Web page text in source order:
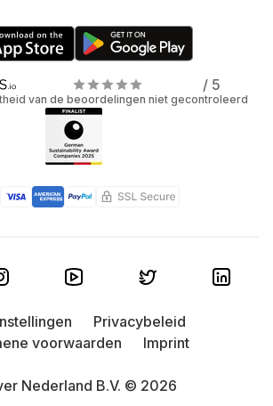
/ 5
van de beoordelingen niet gecontroleerd
Nederland B.V. © 2026
Privacybeleid
voorwaarden
Imprint